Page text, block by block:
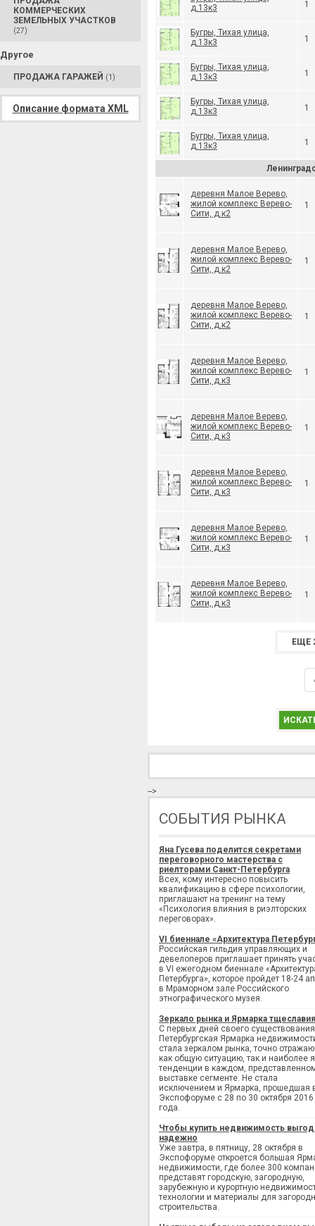
КОММЕРЧЕСКИХ
ЗЕМЕЛЬНЫХ УЧАСТКОВ
(27)
Другое
ПРОДАЖА ГАРАЖЕЙ (1)
Описание формата XML
д.13к3
1
Бугры, Тихая улица,
д.13к3
1
Бугры, Тихая улица,
д.13к3
1
Бугры, Тихая улица,
д.13к3
1
Бугры, Тихая улица,
д.13к3
1
деревня Малое Верево,
жилой комплекс Верево-
Сити, д.к2
1
деревня Малое Верево,
жилой комплекс Верево-
Сити, д.к2
1
деревня Малое Верево,
жилой комплекс Верево-
Сити, д.к2
1
деревня Малое Верево,
жилой комплекс Верево-
Сити, д.к3
1
деревня Малое Верево,
жилой комплекс Верево-
Сити, д.к3
1
деревня Малое Верево,
жилой комплекс Верево-
Сити, д.к3
1
деревня Малое Верево,
жилой комплекс Верево-
Сити, д.к3
1
деревня Малое Верево,
жилой комплекс Верево-
Сити, д.к3
1
ЕЩЕ
-->
СОБЫТИЯ РЫНКА
Яна Гусева поделится секретами
переговорного мастерства с
риелторами Санкт-Петербурга
Всех, кому интересно повысить
квалификацию в сфере психологии,
приглашают на тренинг на тему
«Психология влияния в риэлторских
переговорах».
VI биеннале «Архитектура
Российская гильдия управляющих и
девелоперов приглашает принять
в VI ежегодном биеннале
Петербурга», которое пройдет 18-24
в Мраморном зале Российского
этнографического музея.
Зеркало рынка и Ярмарка тщеславия
С первых дней своего существования
Петербургская Ярмарка
стала зеркалом рынка, точно
как общую ситуацию, так и наиболее
тенденции в каждом,
выставке сегменте. Не стала
исключением и Ярмарка, прошедшая
Экспофоруме с 28 по 30 октября 2016
года.
Чтобы купить недвижимость
надежно
Уже завтра, в пятницу, 28 октября в
Экспофоруме откроется большая
недвижимости, где более 300
представят городскую, загородную,
зарубежную и курортную
технологии и материалы для
строительства.